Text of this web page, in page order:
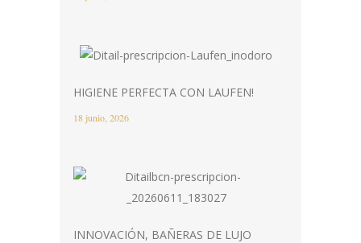
HIGIENE PERFECTA CON LAUFEN!
18 junio, 2026
INNOVACIÓN, BAÑERAS DE LUJO